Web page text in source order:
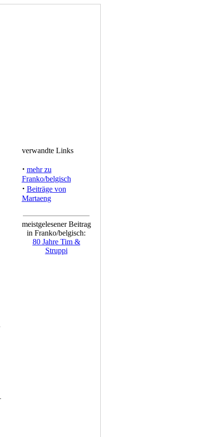
verwandte Links
· mehr zu
Franko/belgisch
· Beiträge von
Martaeng
meistgelesener Beitrag
in Franko/belgisch:
80 Jahre Tim &
Struppi